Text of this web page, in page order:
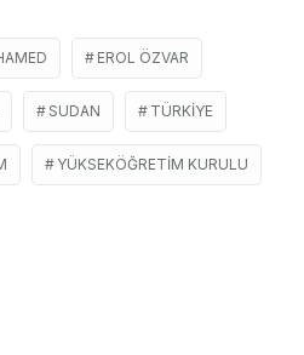
EROL ÖZVAR
SUDAN TÜRKIYE
YÜKSEKÖĞRETIM KURULU